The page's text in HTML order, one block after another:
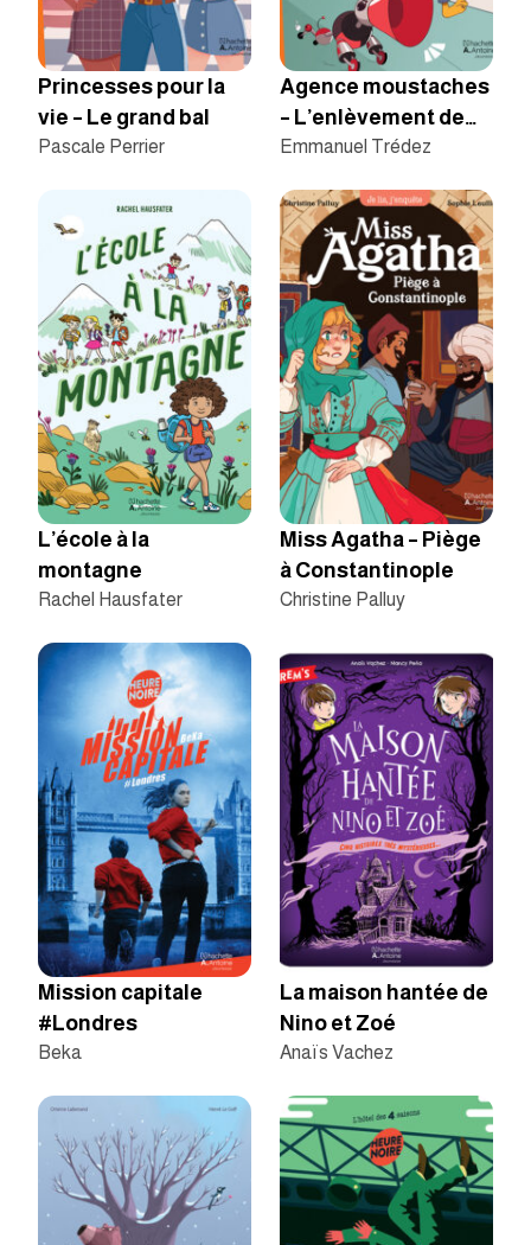
Agence moustaches
– L’enlèvement de
Chamantha
Emmanuel Trédez
Princesses pour la
vie – Le grand bal
Pascale Perrier
Miss Agatha – Piège
à Constantinople
Christine Palluy
L’école à la
montagne
Rachel Hausfater
La maison hantée de
Nino et Zoé
Anaïs Vachez
Mission capitale
#Londres
Beka